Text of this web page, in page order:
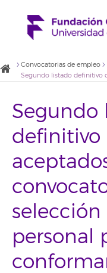
Convocatorias de empleo
Segundo
definitivo
selección
personal